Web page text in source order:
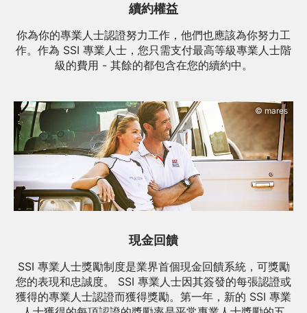
續約權益
你為你的專業人士認證努力工作，他們也應該為你努力工
作。作為 SSI 專業人士，您只需支付最高等級專業人士階
級的費用 - 其餘的都包含在您的續約中。
© mares
現金回饋
SSI 專業人士獎勵制度是業界首個現金回饋系統，可獎勵
您的表現和忠誠度。 SSI 專業人士因其簽發的每張認證或
獲得的專業人士認證而獲得獎勵。第一年，新的 SSI 專業